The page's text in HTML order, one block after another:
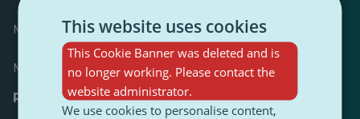
Meist veröffentlicht
Meist befolgt
Ressourcen für Journalisten
This website uses cookies
This Cookie Banner was deleted and is
no longer working. Please contact the
website administrator.
We use cookies to personalise content,